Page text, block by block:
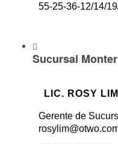
55-25-36-12/14/
Sucursal
LIC. ROSY LIM
Gerente de